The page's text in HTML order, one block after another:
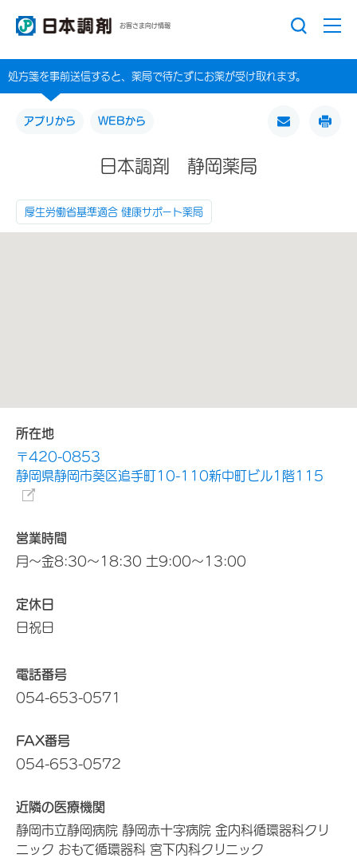
お客さま向け情報
処方箋を事前送信すると、薬局で待たずにお薬が受け取れます。
アプリから WEBから
日本調剤 静岡薬局
厚生労働省基準適合 健康サポート薬局
所在地
〒420-0853
静岡県静岡市葵区追手町10-110新中町ビル1階115
営業時間
月～金8:30～18:30 土9:00～13:00
定休日
日祝日
電話番号
054-653-0571
FAX番号
054-653-0572
近隣の医療機関
静岡市立静岡病院 静岡赤十字病院 金内科循環器科クリ
ニック おもて循環器科 宮下内科クリニック